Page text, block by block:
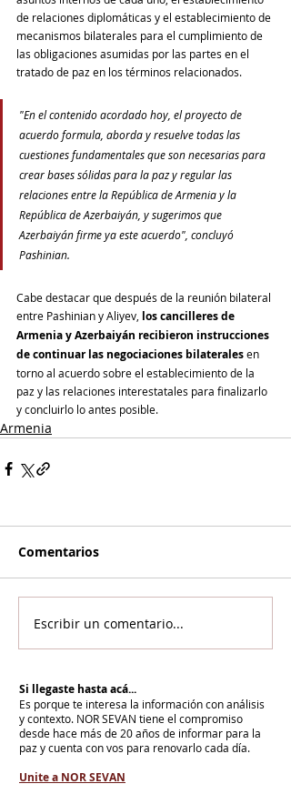
de relaciones diplomáticas y el establecimiento de
mecanismos bilaterales para el cumplimiento de
las obligaciones asumidas por las partes en el
tratado de paz en los términos relacionados.
"En el contenido acordado hoy, el proyecto de
acuerdo formula, aborda y resuelve todas las
cuestiones fundamentales que son necesarias para
crear bases sólidas para la paz y regular las
relaciones entre la República de Armenia y la
República de Azerbaiyán, y sugerimos que
Azerbaiyán firme ya este acuerdo", concluyó
Pashinian.
Cabe destacar que después de la reunión bilateral
entre Pashinian y Aliyev, los cancilleres de
Armenia y Azerbaiyán recibieron instrucciones
de continuar las negociaciones bilaterales en
torno al acuerdo sobre el establecimiento de la
paz y las relaciones interestatales para finalizarlo
y concluirlo lo antes posible.
Armenia
Comentarios
Escribir un comentario...
Si llegaste hasta acá...
Es porque te interesa la información con análisis
y contexto. NOR SEVAN tiene el compromiso
desde hace más de 20 años de informar para la
paz y cuenta con vos para renovarlo cada día.
Unite a NOR SEVAN